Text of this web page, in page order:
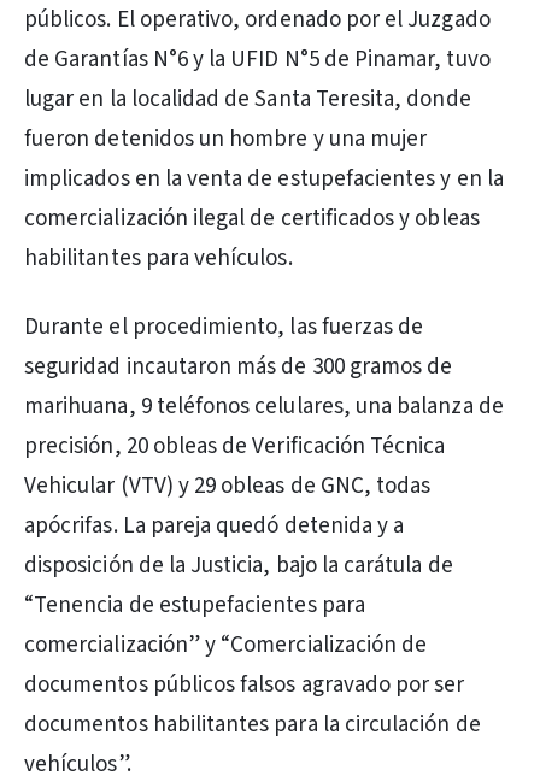
públicos. El operativo, ordenado por el Juzgado
de Garantías N°6 y la UFID N°5 de Pinamar, tuvo
lugar en la localidad de Santa Teresita, donde
fueron detenidos un hombre y una mujer
implicados en la venta de estupefacientes y en la
comercialización ilegal de certificados y obleas
habilitantes para vehículos.
Durante el procedimiento, las fuerzas de
seguridad incautaron más de 300 gramos de
marihuana, 9 teléfonos celulares, una balanza de
precisión, 20 obleas de Verificación Técnica
Vehicular (VTV) y 29 obleas de GNC, todas
apócrifas. La pareja quedó detenida y a
disposición de la Justicia, bajo la carátula de
“Tenencia de estupefacientes para
comercialización” y “Comercialización de
documentos públicos falsos agravado por ser
documentos habilitantes para la circulación de
vehículos”.